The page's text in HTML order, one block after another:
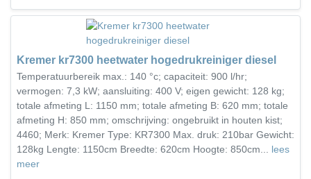
Kremer kr7300 heetwater hogedrukreiniger diesel
Temperatuurbereik max.: 140 °c; capaciteit: 900 l/hr;
vermogen: 7,3 kW; aansluiting: 400 V; eigen gewicht: 128 kg;
totale afmeting L: 1150 mm; totale afmeting B: 620 mm; totale
afmeting H: 850 mm; omschrijving: ongebruikt in houten kist;
4460; Merk: Kremer Type: KR7300 Max. druk: 210bar Gewicht:
128kg Lengte: 1150cm Breedte: 620cm Hoogte: 850cm... lees
meer